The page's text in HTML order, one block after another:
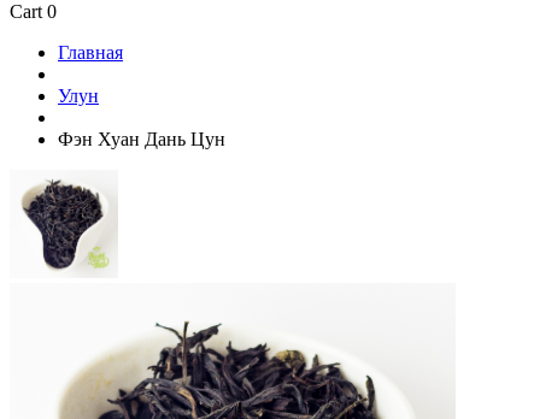
Cart 0
Главная
Улун
Фэн Хуан Дань Цун